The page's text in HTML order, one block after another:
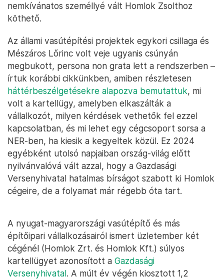
nemkívánatos személlyé vált Homlok Zsolthoz
köthető.
Az állami vasútépítési projektek egykori csillaga és
Mészáros Lőrinc volt veje ugyanis csúnyán
megbukott, persona non grata lett a rendszerben –
írtuk korábbi cikkünkben, amiben részletesen
háttérbeszélgetésekre alapozva bemutattuk, mi
volt a kartellügy, amelyben elkaszálták a
vállalkozót, milyen kérdések vethetők fel ezzel
kapcsolatban, és mi lehet egy cégcsoport sorsa a
NER-ben, ha kiesik a kegyeltek közül. Ez 2024
egyébként utolsó napjaiban ország-világ előtt
nyilvánvalóvá vált azzal, hogy a Gazdasági
Versenyhivatal hatalmas bírságot szabott ki Homlok
cégeire, de a folyamat már régebb óta tart.
A nyugat-magyarországi vasútépítő és más
építőipari vállalkozásairól ismert üzletember két
cégénél (Homlok Zrt. és Homlok Kft.) súlyos
kartellügyet azonosított a Gazdasági
Versenyhivatal. A múlt év végén kiosztott 1,2